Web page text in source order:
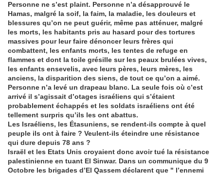
Personne ne s’est plaint. Personne n’a désapprouvé le
Hamas, malgré la soif, la faim, la maladie, les douleurs et
blessures qu’on ne peut guérir, même pas atténuer, malgré
les morts, les habitants pris au hasard pour des tortures
massives pour leur faire dénoncer leurs frères qui
combattent, les enfants morts, les tentes de refuge en
flammes et dont la toile grésille sur les peaux brulées vives,
les enfants ensevelis, avec leurs pères, leurs mères, les
anciens, la disparition des siens, de tout ce qu’on a aimé.
Personne n’a levé un drapeau blanc. La seule fois où c’est
arrivé il s’agissait d’otages israéliens qui s’étaient
probablement échappés et les soldats israéliens ont été
tellement surpris qu’ils les ont abattus.
Les Israéliens, les Étasuniens, se rendent-ils compte à quel
peuple ils ont à faire ? Veulent-ils éteindre une résistance
qui dure depuis 78 ans ?
Israël et les Etats Unis croyaient donc avoir tué la résistance
palestinienne en tuant El Sinwar. Dans un communique du 9
Octobre les brigades d’El Qassem déclarent que " l’ennemi